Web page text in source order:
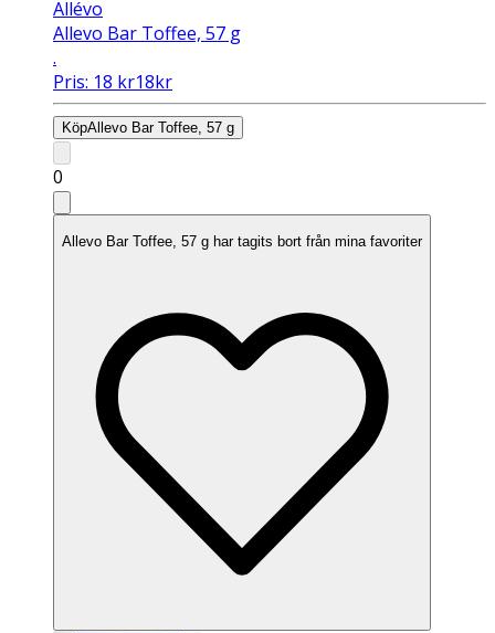
Allévo
Allevo Bar Toffee, 57 g
.
Pris: 18 kr18kr
KöpAllevo Bar Toffee, 57 g
0
Allevo Bar Toffee, 57 g har tagits bort från mina favoriter